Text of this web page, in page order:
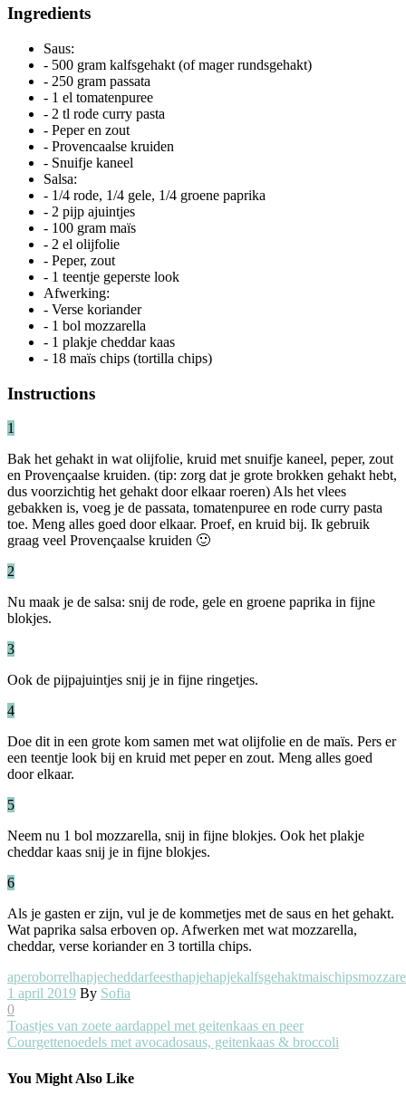
Ingredients
Saus:
- 500 gram kalfsgehakt (of mager rundsgehakt)
- 250 gram passata
- 1 el tomatenpuree
- 2 tl rode curry pasta
- Peper en zout
- Provencaalse kruiden
- Snuifje kaneel
Salsa:
- 1/4 rode, 1/4 gele, 1/4 groene paprika
- 2 pijp ajuintjes
- 100 gram maïs
- 2 el olijfolie
- Peper, zout
- 1 teentje geperste look
Afwerking:
- Verse koriander
- 1 bol mozzarella
- 1 plakje cheddar kaas
- 18 maïs chips (tortilla chips)
Instructions
1
Bak het gehakt in wat olijfolie, kruid met snuifje kaneel, peper, zout
en Provençaalse kruiden. (tip: zorg dat je grote brokken gehakt hebt,
dus voorzichtig het gehakt door elkaar roeren) Als het vlees
gebakken is, voeg je de passata, tomatenpuree en rode curry pasta
toe. Meng alles goed door elkaar. Proef, en kruid bij. Ik gebruik
graag veel Provençaalse kruiden 🙂
2
Nu maak je de salsa: snij de rode, gele en groene paprika in fijne
blokjes.
3
Ook de pijpajuintjes snij je in fijne ringetjes.
4
Doe dit in een grote kom samen met wat olijfolie en de maïs. Pers er
een teentje look bij en kruid met peper en zout. Meng alles goed
door elkaar.
5
Neem nu 1 bol mozzarella, snij in fijne blokjes. Ook het plakje
cheddar kaas snij je in fijne blokjes.
6
Als je gasten er zijn, vul je de kommetjes met de saus en het gehakt.
Wat paprika salsa erboven op. Afwerken met wat mozzarella,
cheddar, verse koriander en 3 tortilla chips.
aperoborrelhapjecheddarfeesthapjehapjekalfsgehaktmaischips
1 april 2019 By Sofia
0
Toastjes van zoete aardappel met geitenkaas en peer
Courgettenoedels met avocadosaus, geitenkaas & broccoli
You Might Also Like